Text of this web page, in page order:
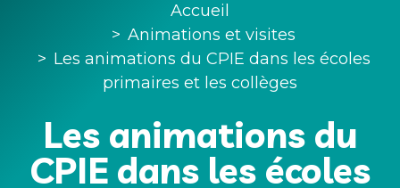
Accueil
> Animations et visites
> Les animations du CPIE dans les écoles
primaires et les collèges
Les animations du
CPIE dans les écoles